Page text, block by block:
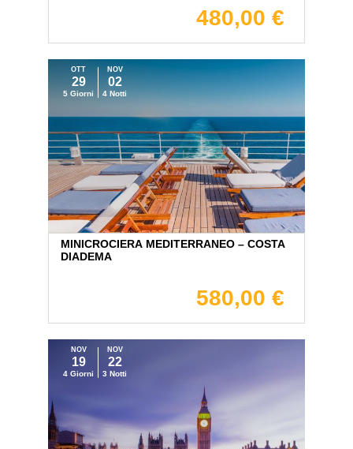
480,00 €
OTT
29
5 Giorni
NOV
02
4 Notti
MINICROCIERA MEDITERRANEO – COSTA
DIADEMA
580,00 €
NOV
19
4 Giorni
NOV
22
3 Notti